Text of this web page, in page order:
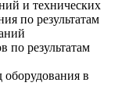
и технических
по результатам
по результатам
оборудования в